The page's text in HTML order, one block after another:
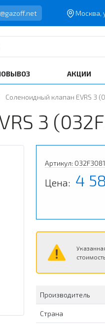
Москва,
АКЦИИ
Соленоидный клапан EVRS 3
3
Артикул: 032F3081
Цена: 4
Производитель
Страна